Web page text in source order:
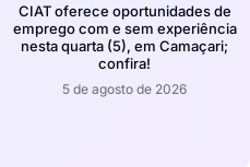
CIAT oferece oportunidades de
emprego com e sem experiência
nesta quarta (5), em Camaçari;
confira!
5 de agosto de 2026